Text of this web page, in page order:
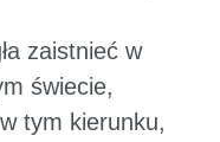
zaistnieć w
świecie,
tym kierunku,